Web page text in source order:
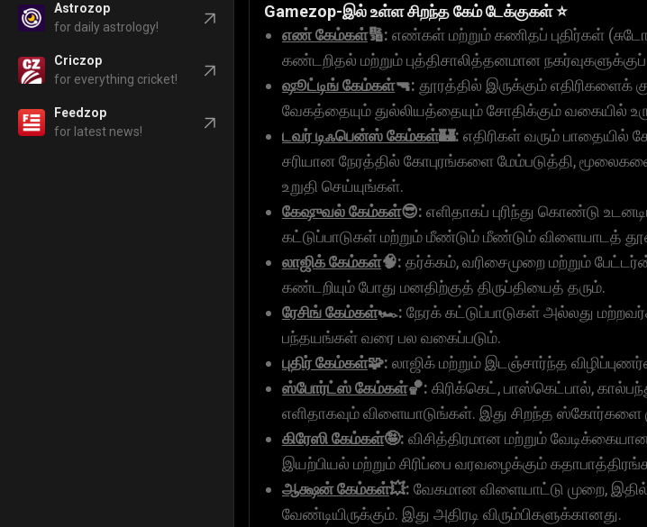
Astrozop
for daily astrology!
Criczop
for everything cricket!
Feedzop
for latest news!
Gamezop-இல்உள்ள சிறந்த கேம் டேக்குகள் ⭐
எண் கேம்கள்🔢: எண்கள் மற்றும் கணிதப் புதிர்கள்
கண்டறிதல் மற்றும் புத்திசாலித்தனமான
ஷூட்டிங் கேம்கள்🔫: தூரத்தில் இருக்கும்
வேகத்தையும் துல்லியத்தையும் சோதிக்கும் வகையில்
டவர் டிஃபென்ஸ் கேம்கள்🏰: எதிரிகள் வரும்
சரியான நேரத்தில் கோபுரங்களை மேம்படுத்தி,
உறுதி செய்யுங்கள்.
கேஷுவல் கேம்கள்😎: எளிதாகப் புரிந்து கொண்டு
கட்டுப்பாடுகள் மற்றும் மீண்டும் மீண்டும் விளையாடத்
லாஜிக் கேம்கள்🧠: தர்க்கம், வரிசைமுறை மற்றும்
கண்டறியும் போது மனதிற்குத் திருப்தியைத் தரும்.
ரேசிங் கேம்கள்🏎️: நேரக் கட்டுப்பாடுகள் அல்லது
பந்தயங்கள் வரை பல வகைப்படும்.
புதிர் கேம்கள்🧩: லாஜிக் மற்றும் இடஞ்சார்ந்த
ஸ்போர்ட்ஸ் கேம்கள்🏀: கிரிக்கெட், பாஸ்கெட்பால்,
எளிதாகவும் விளையாடுங்கள். இது சிறந்த ஸ்கோர்களை
கிரேஸி கேம்கள்🤪: விசித்திரமான மற்றும்
இயற்பியல் மற்றும் சிரிப்பை வரவழைக்கும்
ஆக்ஷன் கேம்கள்💥: வேகமான விளையாட்டு முறை,
வேண்டியிருக்கும். இது அதிரடி விரும்பிகளுக்கானது.